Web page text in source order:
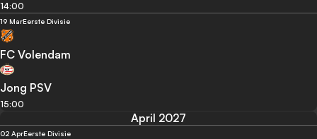
14:00
19 MarEerste Divisie
FC Volendam
Jong PSV
15:00
April 2027
02 AprEerste Divisie